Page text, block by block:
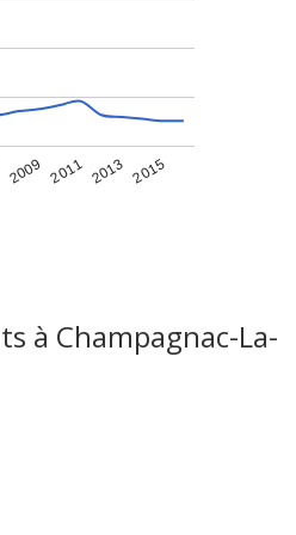
2009 2011 2013 2015
à Champagnac-La-